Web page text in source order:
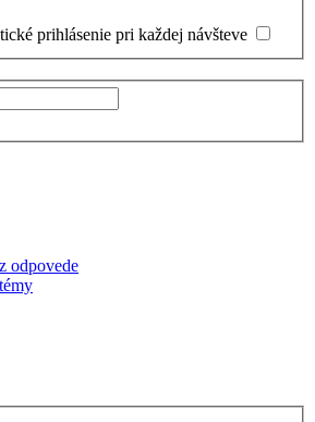
prihlásenie pri každej návšteve
odpovede